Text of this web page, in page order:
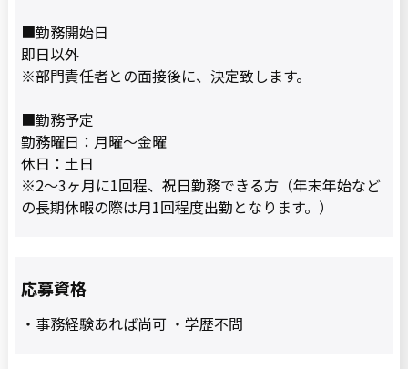
■勤務開始日
即日以外
※部門責任者との面接後に、決定致します。
■勤務予定
勤務曜日：月曜〜金曜
休日：土日
※2〜3ヶ月に1回程、祝日勤務できる方（年末年始など
の長期休暇の際は月1回程度出勤となります。）
応募資格
・事務経験あれば尚可 ・学歴不問